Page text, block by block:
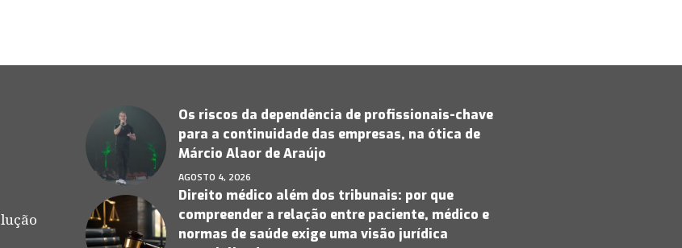
Os riscos da dependência de profissionais-chave
para a continuidade das empresas, na ótica de
Márcio Alaor de Araújo
AGOSTO 4, 2026
Direito médico além dos tribunais: por que
compreender a relação entre paciente, médico e
normas de saúde exige uma visão jurídica